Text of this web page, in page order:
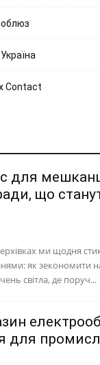
Contact
для
що
ми щодня
як зекономити
світла, де поруч...
для